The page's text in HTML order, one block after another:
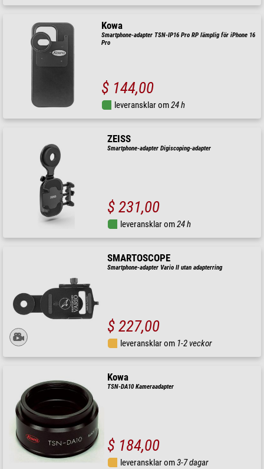
Kowa
Smartphone-adapter TSN-IP16 Pro RP lämplig för iPhone 16
Pro
$ 144,00
leveransklar om24 h
ZEISS
Smartphone-adapter Digiscoping-adapter
$ 231,00
leveransklar om24 h
SMARTOSCOPE
Smartphone-adapter Vario II utan adapterring
$ 227,00
leveransklar om 1-2 veckor
Kowa
TSN-DA10 Kameraadapter
$ 184,00
leveransklar om3-7 dagar